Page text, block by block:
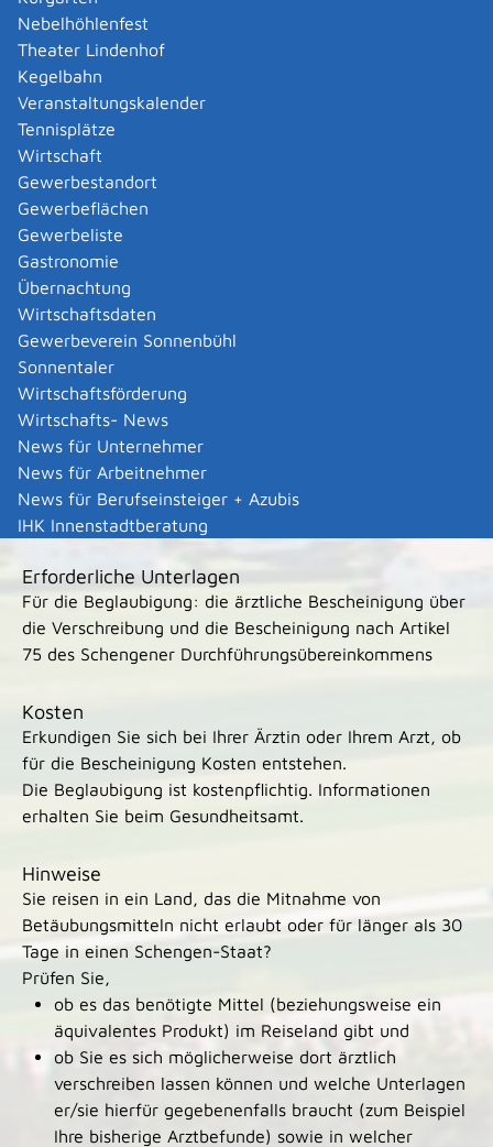
Nebelhöhlenfest
Theater Lindenhof
Kegelbahn
Veranstaltungskalender
Tennisplätze
Wirtschaft
Gewerbestandort
Gewerbeflächen
Gewerbeliste
Gastronomie
Übernachtung
Wirtschaftsdaten
Gewerbeverein Sonnenbühl
Sonnentaler
Wirtschaftsförderung
Wirtschafts- News
News für Unternehmer
News für Arbeitnehmer
News für Berufseinsteiger + Azubis
IHK Innenstadtberatung
Angaben zu Einzel- und Tagesdosierungen,
Wirkstoffbezeichnung und Dauer der Reise enthält.
Diese Bescheinigung ist ebenfalls durch das örtlich
zuständige Gesundheitsamt (siehe oben) zu
beglaubigen und bei der Reise mitzuführen.
Darüberhinaus sollten Sie sich unbedingt vor
Reiseantritt über die Rechtslage des Ziel- oder
Transitlandes informieren. Einige Länder verlangen
zusätzlich Importgenehmigungen, schränken die Menge
der mitzuführenden Betäubungsmittel ein oder
verbieten die Mitnahme von bestimmten
Betäubungsmitteln sogar generell.
Das Internationale Suchtstoffkontrollamt hat auf seiner
Internetseite einen Bereich für Informationen
geschaffen, in dem die Einreiseformalitäten der
einzelnen Staaten zusammengestellt werden.
INCB - Country Regulations for Travellers
Fristen
keine
Erforderliche Unterlagen
Für die Beglaubigung: die ärztliche Bescheinigung über
die Verschreibung und die Bescheinigung nach Artikel
75 des Schengener Durchführungsübereinkommens
Kosten
Erkundigen Sie sich bei Ihrer Ärztin oder Ihrem Arzt, ob
für die Bescheinigung Kosten entstehen.
Die Beglaubigung ist kostenpflichtig. Informationen
erhalten Sie beim Gesundheitsamt.
Hinweise
Sie reisen in ein Land, das die Mitnahme von
Betäubungsmitteln nicht erlaubt oder für länger als 30
Tage in einen Schengen-Staat?
Prüfen Sie,
ob es das benötigte Mittel (beziehungsweise ein
äquivalentes Produkt) im Reiseland gibt und
ob Sie es sich möglicherweise dort ärztlich
verschreiben lassen können und welche Unterlagen
er/sie hierfür gegebenenfalls braucht (zum Beispiel
Ihre bisherige Arztbefunde) sowie in welcher